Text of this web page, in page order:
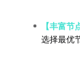
【丰富节
选择最优